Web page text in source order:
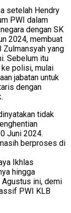
setelah Hendry
PWI dalam
dengan SK
2024, membuat
Zulmansyah yang
Sebelum itu
polisi, mulai
jabatan untuk
dengan
tidak
Juni 2024.
berproses di
Ikhlas
hingga
ini, demi
PWI KLB